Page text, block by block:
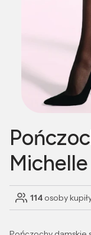
114 osoby